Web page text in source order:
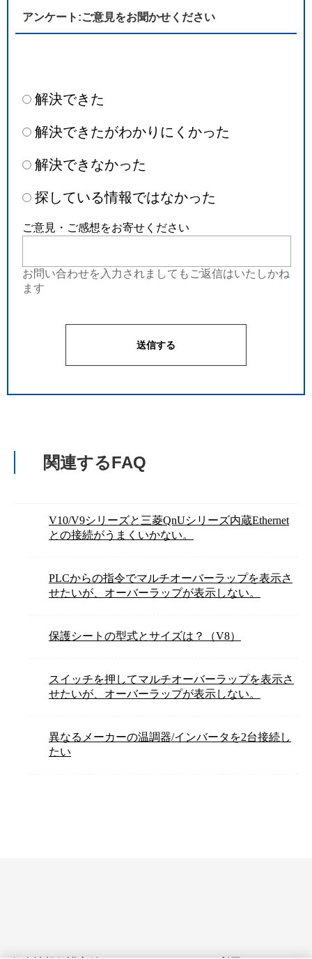
アンケート:ご意見をお聞かせください
解決できた
解決できたがわかりにくかった
解決できなかった
探している情報ではなかった
ご意見・ご感想をお寄せください
お問い合わせを入力されましてもご返信はいたしかね
ます
関連するFAQ
V10/V9シリーズと三菱QnUシリーズ内蔵Ethernet
との接続がうまくいかない。
PLCからの指令でマルチオーバーラップを表示さ
せたいが、オーバーラップが表示しない。
保護シートの型式とサイズは？（V8）
スイッチを押してマルチオーバーラップを表示さ
せたいが、オーバーラップが表示しない。
異なるメーカーの温調器/インバータを2台接続し
たい